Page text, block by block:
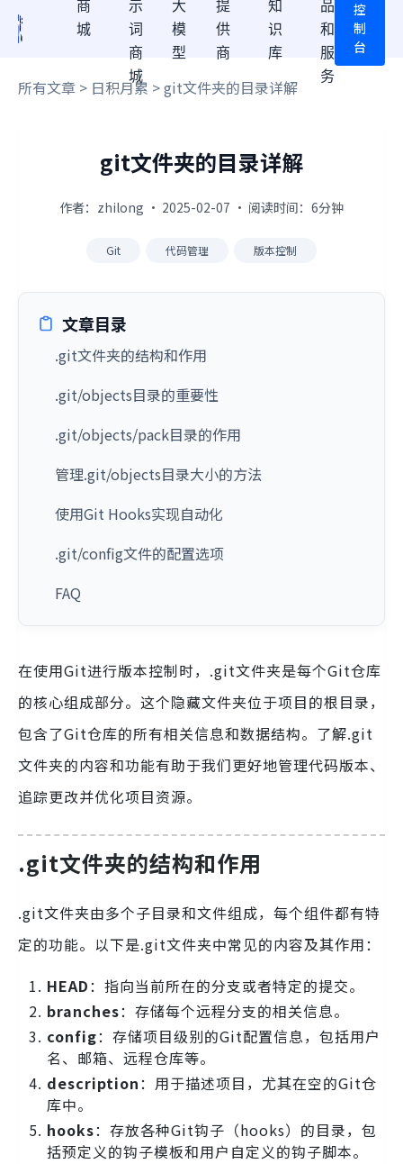
商
城
示
词
商
城
大
模
型
提
供
商
知
识
库
品
和
服
务
控
制
台
所有文章 > 日积月累 > git文件夹的目录详解
git文件夹的目录详解
作者：zhilong · 2025-02-07 · 阅读时间：6分钟
Git 代码管理 版本控制
文章目录
.git文件夹的结构和作用
.git/objects目录的重要性
.git/objects/pack目录的作用
管理.git/objects目录大小的方法
使用Git Hooks实现自动化
.git/config文件的配置选项
FAQ
在使用Git进行版本控制时，.git文件夹是每个Git仓库
的核心组成部分。这个隐藏文件夹位于项目的根目录，
包含了Git仓库的所有相关信息和数据结构。了解.git
文件夹的内容和功能有助于我们更好地管理代码版本、
追踪更改并优化项目资源。
.git文件夹的结构和作用
.git文件夹由多个子目录和文件组成，每个组件都有特
定的功能。以下是.git文件夹中常见的内容及其作用：
HEAD：指向当前所在的分支或者特定的提交。
branches：存储每个远程分支的相关信息。
config：存储项目级别的Git配置信息，包括用户
名、邮箱、远程仓库等。
description：用于描述项目，尤其在空的Git仓
库中。
hooks：存放各种Git钩子（hooks）的目录，包
括预定义的钩子模板和用户自定义的钩子脚本。